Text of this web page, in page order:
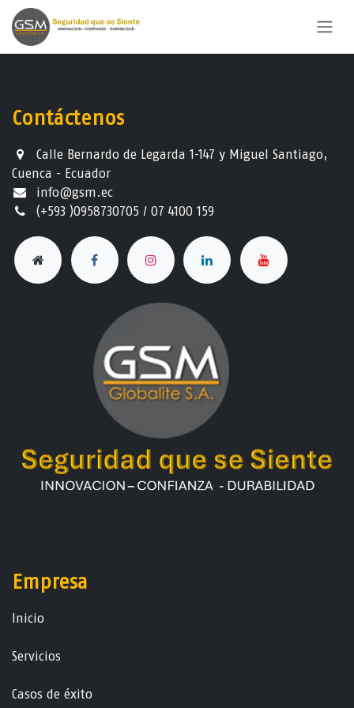
Ir al contenido
Contáctenos
Calle Bernardo de Legarda 1-147 y Miguel Santiago,
Cuenca - Ecuador
info@gsm.ec​
(+593 )0958730705 / 07 4100 159
Empresa
Ini​ci​o
Servicios
Casos de éxito